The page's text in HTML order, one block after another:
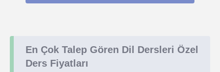
En Çok Talep Gören Dil Dersleri Özel
Ders Fiyatları